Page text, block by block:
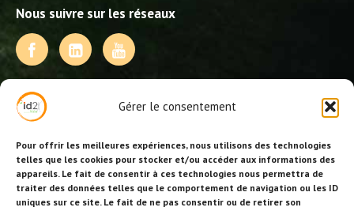
Gérer le consentement
Pour offrir les meilleures expériences, nous utilisons des technologies
telles que les cookies pour stocker et/ou accéder aux informations des
appareils. Le fait de consentir à ces technologies nous permettra de
traiter des données telles que le comportement de navigation ou les ID
uniques sur ce site. Le fait de ne pas consentir ou de retirer son
Nous suivre sur les réseaux
NOS PRESTATIONS
Activités, jeux et animations BDE
Animations événementielles
Animations EVJF – EVJG
Animations hôtellerie
Animations anniversaires